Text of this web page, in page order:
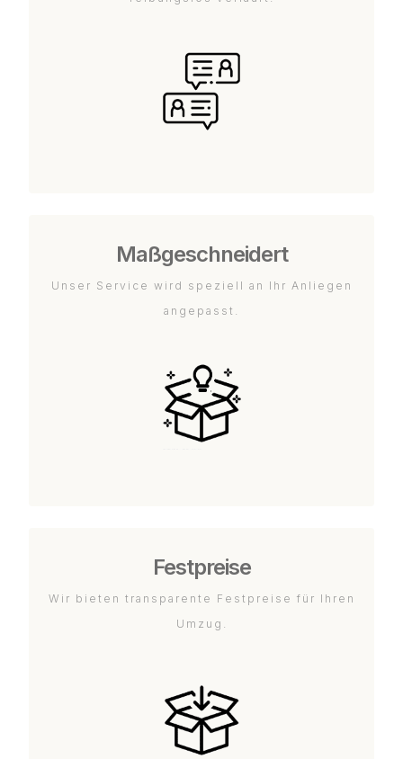
Maßgeschneidert
Unser Service wird speziell an Ihr Anliegen
angepasst.
Festpreise
Wir bieten transparente Festpreise für Ihren
Umzug.